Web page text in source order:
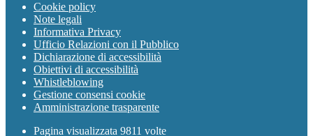
Cookie policy
Note legali
Informativa Privacy
Ufficio Relazioni con il Pubblico
Dichiarazione di accessibilità
Obiettivi di accessibilità
Whistleblowing
Gestione consensi cookie
Amministrazione trasparente
Pagina visualizzata 9811 volte